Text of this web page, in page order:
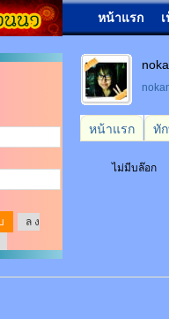
หน้าแรก
ล ง
หน้าแรก ทั
ไม่มีบล๊อก